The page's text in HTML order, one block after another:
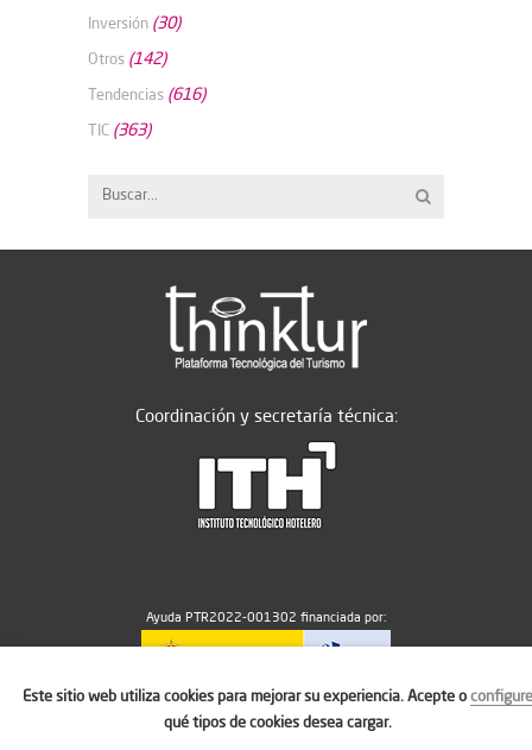
Inversión (30)
Otros (142)
Tendencias (616)
TIC (363)
Coordinación y secretaría técnica:
Ayuda PTR2022-001302 financiada por:
MICIU/AEI/10.13039/501100011033
Este sitio web utiliza cookies para mejorar su experiencia. Acepte oconfigure
qué tipos de cookies desea cargar.